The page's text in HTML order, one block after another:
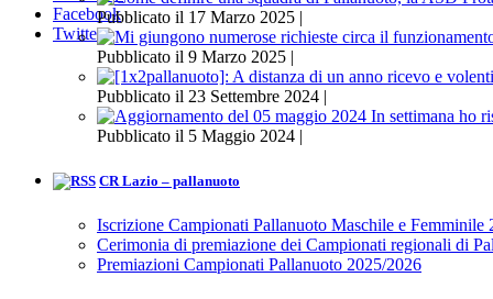
Facebook
Twitter
Pubblicato il 17 Marzo 2025 |
Pubblicato il 9 Marzo 2025 |
Pubblicato il 23 Settembre 2024 |
Pubblicato il 5 Maggio 2024 |
CR Lazio – pallanuoto
Iscrizione Campionati Pallanuoto Maschile e Femminile
Cerimonia di premiazione dei Campionati regionali di
Premiazioni Campionati Pallanuoto 2025/2026